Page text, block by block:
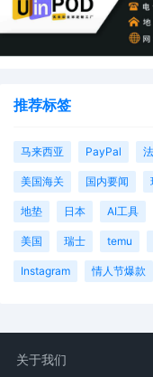
推荐标签
马来西亚 PayPal
美国海关 国内要闻
地垫 日本 AI工具
美国 瑞士 temu
Instagram 情人节爆款
关于我们